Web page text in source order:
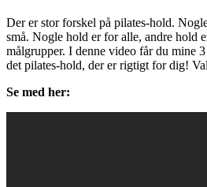
Der er stor forskel på pilates-hold.
små. Nogle hold er for alle, andre hold
målgrupper. I denne video får du mine
det pilates-hold, der er rigtigt for dig!
Se med her: